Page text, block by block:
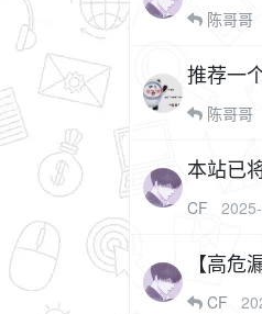
陈哥哥
推荐一个可以在线设计稿
使用，
陈哥哥
本站已
CF
【高
CF